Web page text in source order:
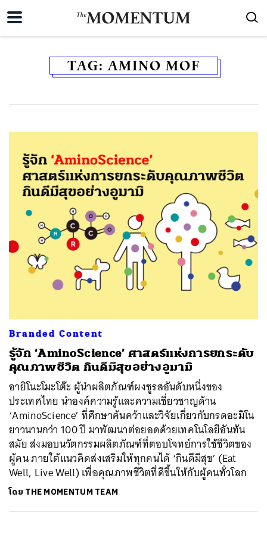
TAG:AMINO MOF
Branded Content
รู้จัก ‘AminoScience’ ศาสตร์แห่งการยกระดับ
คุณภาพชีวิต กินดีมีสุขอย่างอูมามิ
อายิโนะโมะโต๊ะ ผู้นำผลิตภัณฑ์ผงชูรสอันดับหนึ่งของ
ประเทศไทย นำองค์ความรู้และความเชี่ยวชาญด้าน
‘AminoScience’ ที่ศึกษาค้นคว้าและวิจัยเกี่ยวกับกรดอะมิโน
ยาวนานกว่า 100 ปี มาพัฒนาต่อยอดด้วยเทคโนโลยีอันทัน
สมัย ส่งมอบนวัตกรรมผลิตภัณฑ์ที่ตอบโจทย์การใช้ชีวิตของ
ผู้คน ภายใต้แนวคิดส่งเสริมให้ทุกคนได้ ‘กินดีมีสุข’ (Eat
Well, Live Well) เพื่อคุณภาพชีวิตที่ดีขึ้นให้กับผู้คนทั่วโลก
โดย THE MOMENTUM TEAM
SHARE TWEET